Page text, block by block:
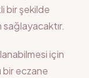
bir şekilde
sağlayacaktır.
için
bir eczane